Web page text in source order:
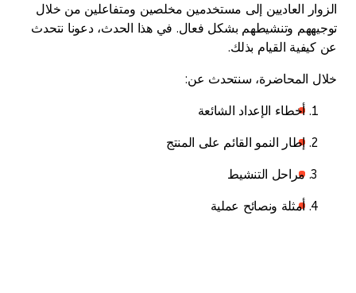
الزوار العاديين إلى مستخدمين مخلصين ومتفاعلين من خلال
توجيههم وتنشيطهم بشكل فعال. في هذا الحدث، دعونا نتحدث
عن كيفية القيام بذلك.
خلال المحاضرة، سنتحدث عن:
أخطاء الإعداد الشائعة
إطار النمو القائم على المنتج
مراحل التنشيط
أمثلة ونصائح عملية